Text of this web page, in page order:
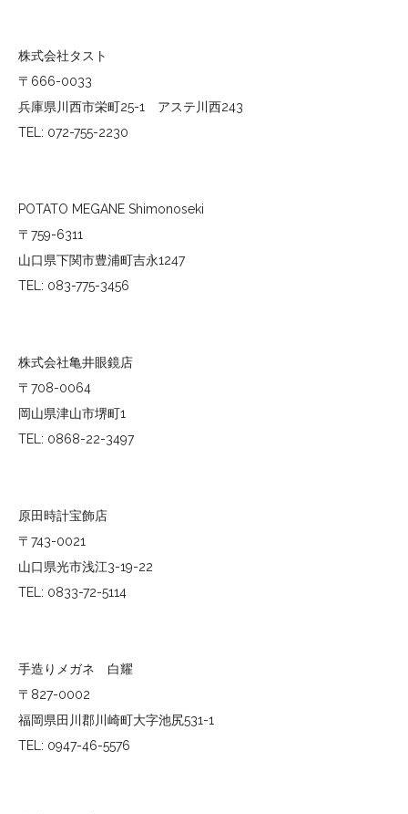
株式会社タスト
〒666-0033
兵庫県川西市栄町25-1 アステ川西243
TEL: 072-755-2230
POTATO MEGANE Shimonoseki
〒759-6311
山口県下関市豊浦町吉永1247
TEL: 083-775-3456
株式会社亀井眼鏡店
〒708-0064
岡山県津山市堺町1
TEL: 0868-22-3497
原田時計宝飾店
〒743-0021
山口県光市浅江3-19-22
TEL: 0833-72-5114
手造りメガネ 白耀
〒827-0002
福岡県田川郡川崎町大字池尻531-1
TEL: 0947-46-5576